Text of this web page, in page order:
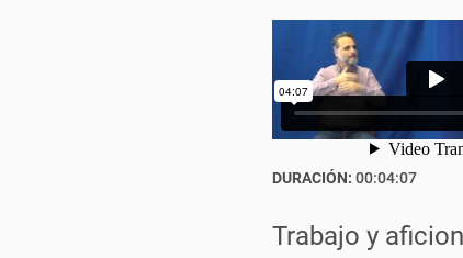
DURACIÓN: 00:04:07
Trabajo y